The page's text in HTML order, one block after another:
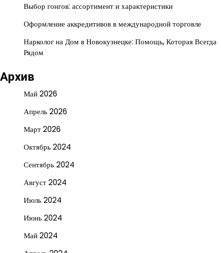
Выбор гонгов: ассортимент и характеристики
Оформление аккредитивов в международной торговле
Нарколог на Дом в Новокузнецке: Помощь, Которая Всегда
Рядом
Архив
Май 2026
Апрель 2026
Март 2026
Октябрь 2024
Сентябрь 2024
Август 2024
Июль 2024
Июнь 2024
Май 2024